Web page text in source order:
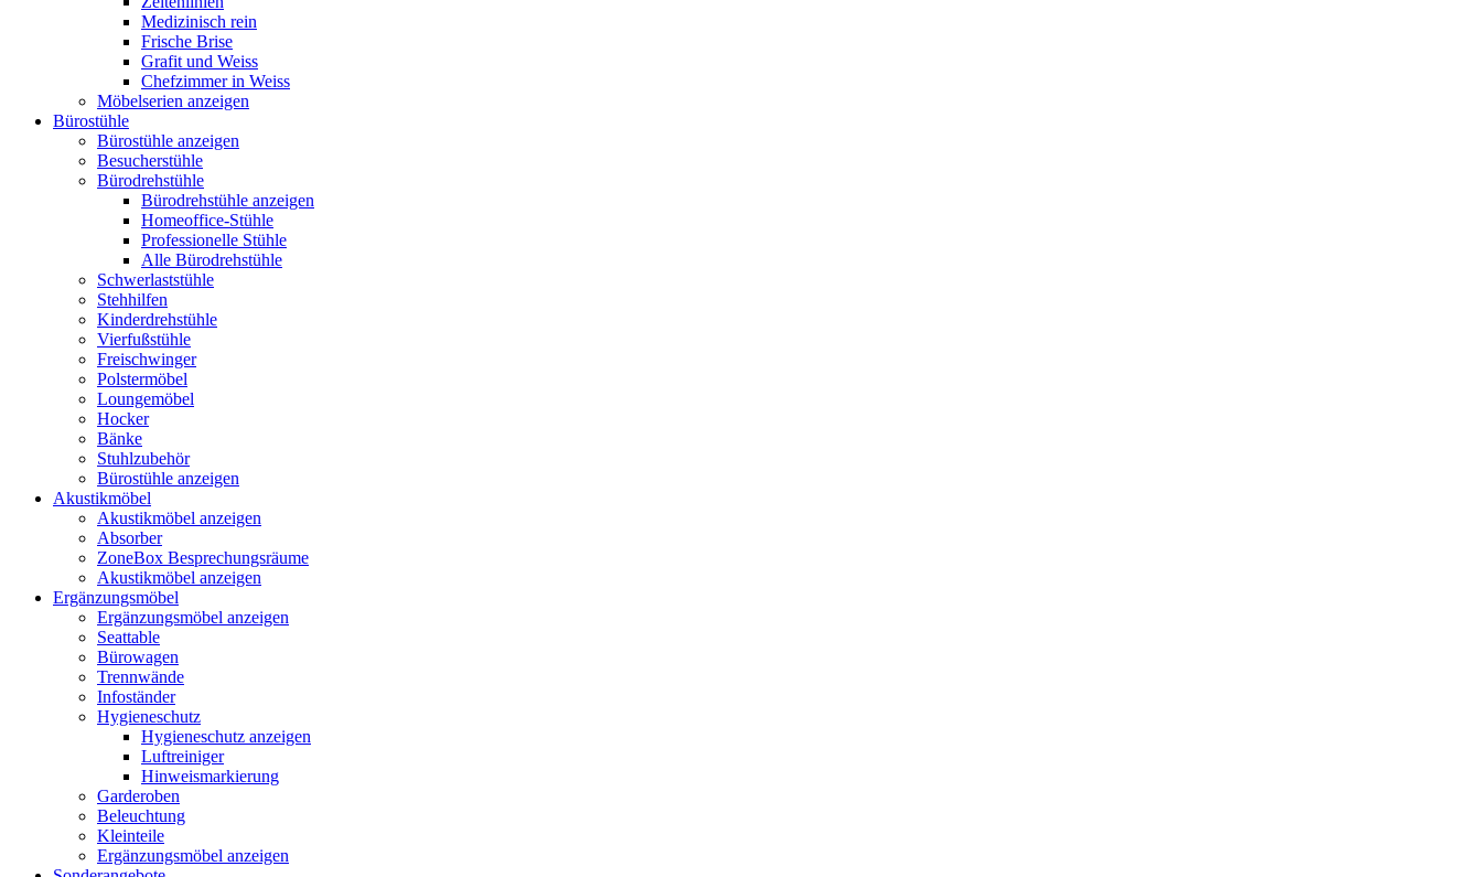
Medizinisch rein
Frische Brise
Grafit und Weiss
Chefzimmer in Weiss
Möbelserien anzeigen
Bürostühle
Bürostühle anzeigen
Besucherstühle
Bürodrehstühle
Bürodrehstühle anzeigen
Homeoffice-Stühle
Professionelle Stühle
Alle Bürodrehstühle
Schwerlaststühle
Stehhilfen
Kinderdrehstühle
Vierfußstühle
Freischwinger
Polstermöbel
Loungemöbel
Hocker
Bänke
Stuhlzubehör
Bürostühle anzeigen
Akustikmöbel
Akustikmöbel anzeigen
Absorber
ZoneBox Besprechungsräume
Akustikmöbel anzeigen
Ergänzungsmöbel
Ergänzungsmöbel anzeigen
Seattable
Bürowagen
Trennwände
Infoständer
Hygieneschutz
Hygieneschutz anzeigen
Luftreiniger
Hinweismarkierung
Garderoben
Beleuchtung
Kleinteile
Ergänzungsmöbel anzeigen